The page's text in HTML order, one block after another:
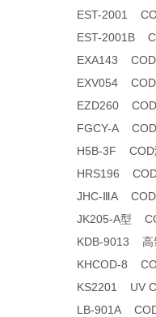
EST-2001
EST-2001B
EXA143 COD
EXV054 COD
EZD260
FGCY-A
H5B-3F COD
HRS196
JHC-ⅢA COD
JK205-A型
KDB-9013 高
KHCOD-8
KS2201 UV
LB-901A